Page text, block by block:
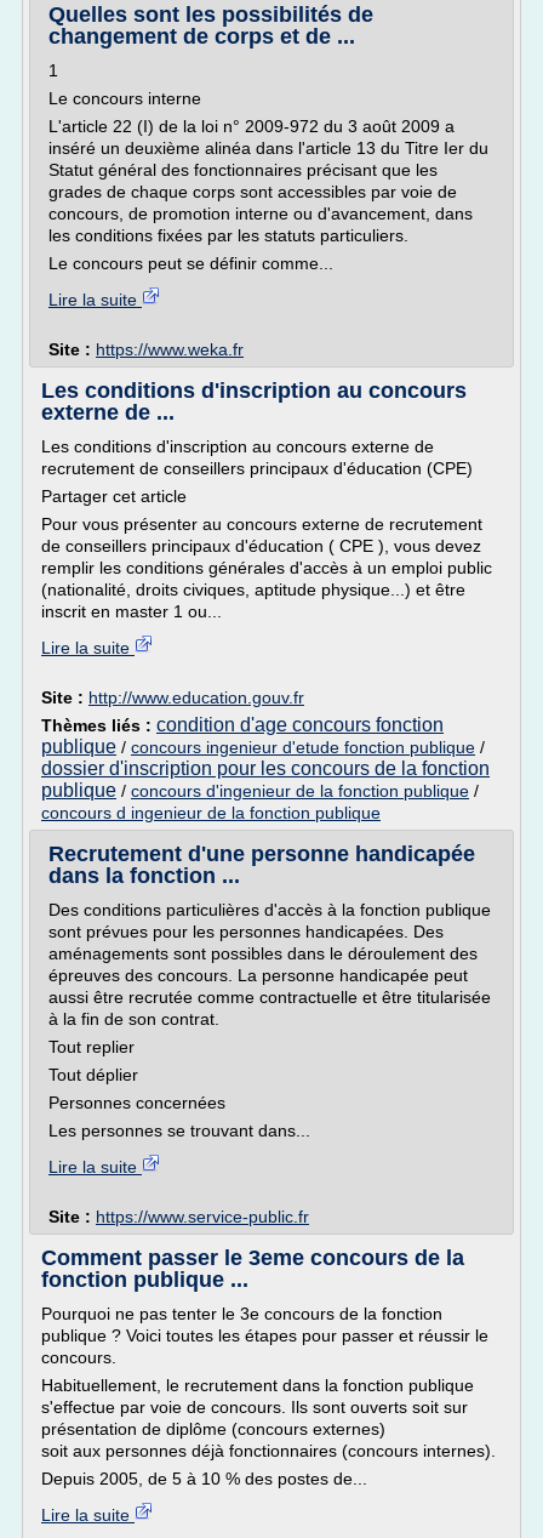
Quelles sont les possibilités de
changement de corps et de ...
1
Le concours interne
L'article 22 (I) de la loi n° 2009-972 du 3 août 2009 a
inséré un deuxième alinéa dans l'article 13 du Titre Ier du
Statut général des fonctionnaires précisant que les
grades de chaque corps sont accessibles par voie de
concours, de promotion interne ou d'avancement, dans
les conditions fixées par les statuts particuliers.
Le concours peut se définir comme...
Lire la suite
Site : https://www.weka.fr
Les conditions d'inscription au concours
externe de ...
Les conditions d'inscription au concours externe de
recrutement de conseillers principaux d'éducation (CPE)
Partager cet article
Pour vous présenter au concours externe de recrutement
de conseillers principaux d'éducation ( CPE ), vous devez
remplir les conditions générales d'accès à un emploi public
(nationalité, droits civiques, aptitude physique...) et être
inscrit en master 1 ou...
Lire la suite
Site : http://www.education.gouv.fr
Thèmes liés : condition d'age concours fonction
publique / concours ingenieur d'etude fonction publique /
dossier d'inscription pour les concours de la fonction
publique / concours d'ingenieur de la fonction publique /
concours d ingenieur de la fonction publique
Recrutement d'une personne handicapée
dans la fonction ...
Des conditions particulières d'accès à la fonction publique
sont prévues pour les personnes handicapées. Des
aménagements sont possibles dans le déroulement des
épreuves des concours. La personne handicapée peut
aussi être recrutée comme contractuelle et être titularisée
à la fin de son contrat.
Tout replier
Tout déplier
Personnes concernées
Les personnes se trouvant dans...
Lire la suite
Site : https://www.service-public.fr
Comment passer le 3eme concours de la
fonction publique ...
Pourquoi ne pas tenter le 3e concours de la fonction
publique ? Voici toutes les étapes pour passer et réussir le
concours.
Habituellement, le recrutement dans la fonction publique
s'effectue par voie de concours. Ils sont ouverts soit sur
pré­sentation de diplôme (concours externes)
soit aux personnes déjà fonctionnaires (concours internes).
Depuis 2005, de 5 à 10 % des postes de...
Lire la suite